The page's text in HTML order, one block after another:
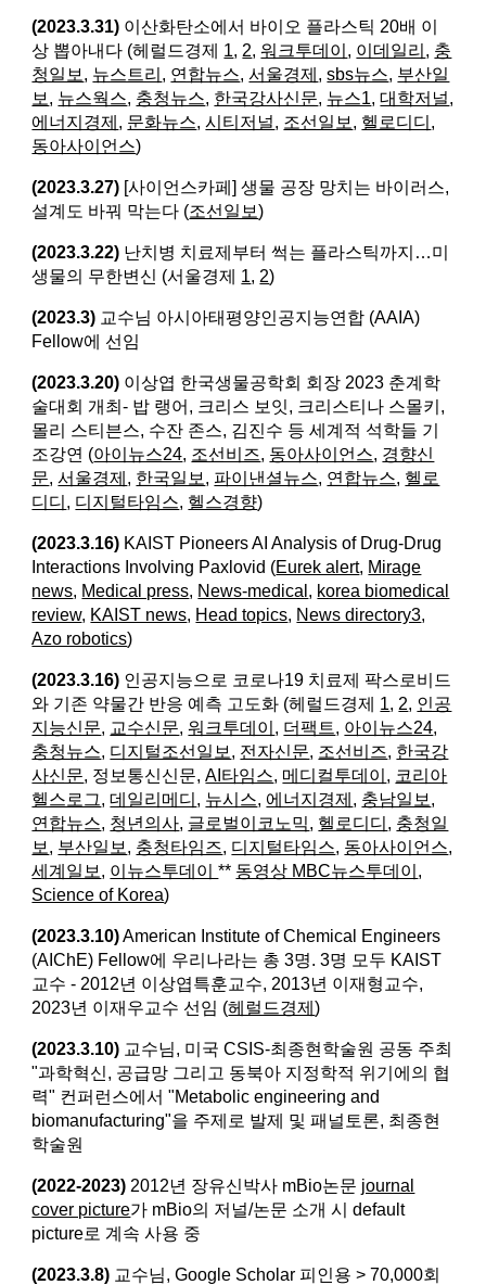
(2023.3.31) 이산화탄소에서 바이오 플라스틱 20배 이
상 뽑아내다 (​헤럴드경제 1, 2,워크투데이 , 이데일리 , 충
청일보 , 뉴스트리 , 연합뉴스,서울경제 ,sbs뉴스, 부산일
보 , 뉴스웍스, 충청뉴스, 한국강사신문, 뉴스1,대학저널,
에너지경제 , 문화뉴스,시티저널, 조선일보 , 헬로디디 ,
동아사이언스)
(2023.3.27) [사이언스카페] 생물 공장 망치는 바이러스,
설계도 바꿔 막는다 (조선일보)
(2023.3.22) 난치병 치료제부터 썩는 플라스틱까지…미
생물의 무한변신 (서울경제 1, 2)
(2023.3) 교수님 아시아태평양인공지능연합 (AAIA)
Fellow에 선임
(2023.3.20) 이상엽 한국생물공학회 회장 2023 춘계학
술대회 개최- 밥 랭어, 크리스 보잇, 크리스티나 스몰키,
몰리 스티븐스, 수잔 존스, 김진수 등 세계적 석학들 기
조강연 (아이뉴스24, 조선비즈, 동아사이언스, 경향신
문,서울경제 , 한국일보 , 파이낸셜뉴스, 연합뉴스, 헬로
디디 , 디지털타임스, 헬스경향)
(2023.3.16) KAIST Pioneers AI Analysis of Drug-Drug
Interactions Involving Paxlovid (Eurek alert, Mirage
news, Medical press, News-medical , korea biomedical
review, KAIST news, Head topics, News directory3,
Azo robotics)
(2023.3.16) 인공지능으로 코로나19 치료제 팍스로비드
와 기존 약물간 반응 예측 고도화 (헤럴드경제 1, 2, 인공
지능신문, 교수신문,워크투데이 , 더팩트, 아이뉴스24,
충청뉴스, 디지털조선일보 , 전자신문, 조선비즈, 한국강
사신문, 정보통신신문,AI타임스, 메디컬투데이 , 코리아
헬스로그,데일리메디 , 뉴시스, 에너지경제 , 충남일보 ,
연합뉴스, 청년의사, 글로벌이코노믹, 헬로디디 , 충청일
보 , 부산일보 , 충청타임즈, 디지털타임스, 동아사이언스,
세계일보 , 이뉴스투데이** 동영상 MBC뉴스투데이 ,
Science of Korea)
(2023.3.10)American Institute of Chemical Engineers
(AIChE) Fellow에 우리나라는 총 3명. 3명 모두 KAIST
교수 - 2012년 이상엽특훈교수, 2013년 이재형교수,
2023년 이재우교수 선임 (헤럴드경제)
(2023.3.10) 교수님, 미국 CSIS-최종현학술원 공동 주최
"과학혁신, 공급망 그리고 동북아 지정학적 위기에의 협
력" 컨퍼런스에서 "Metabolic engineering and
biomanufacturing"을 주제로 발제 및 패널토론, 최종현
학술원
(2022-2023) 2012년 장유신박사 mBio논문 journal
cover picture가 mBio의 저널/논문 소개 시 default
picture로 계속 사용 중
(2023.3.8) 교수님, Google Scholar 피인용 > 70,000회